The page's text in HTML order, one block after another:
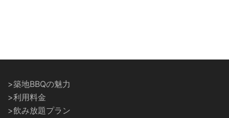
>築地BBQの魅力
>利用料金
>飲み放題プラン